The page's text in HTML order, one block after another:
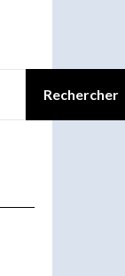
Rechercher